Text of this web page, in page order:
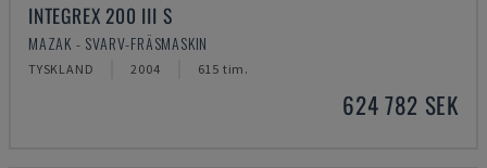
INTEGREX 200 III S
MAZAK - SVARV-FRÄSMASKIN
TYSKLAND 2004 615 tim.
624 782 SEK